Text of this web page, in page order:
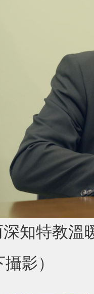
知特教溫
影）